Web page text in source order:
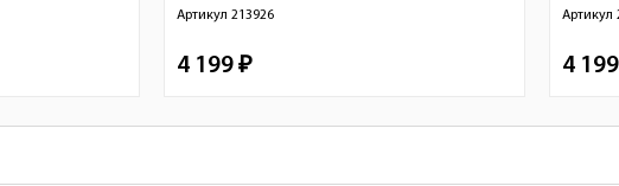
Артикул 213926
4 199 ₽
Артикул
4